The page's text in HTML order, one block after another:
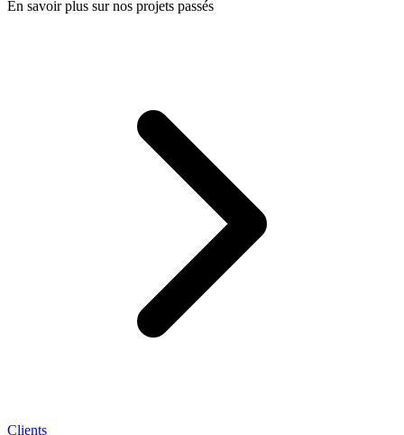
En savoir plus sur nos projets passés
Clients